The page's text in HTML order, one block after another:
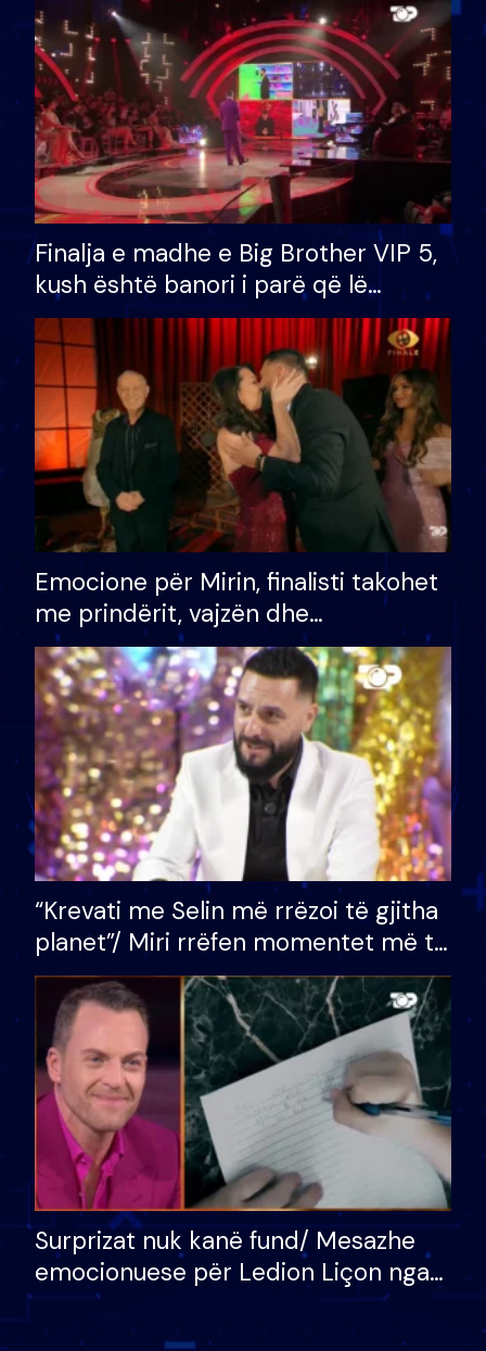
Finalja e madhe e Big Brother VIP 5,
kush është banori i parë që lë
shtëpinë dhe humb mundësinë për
të fituar çmimin e madh
Emocione për Mirin, finalisti takohet
me prindërit, vajzën dhe
bashkëshorten: S’kemi ndonjë letër
divorci apo jo?
“Krevati me Selin më rrëzoi të gjitha
planet”/ Miri rrëfen momentet më të
bukura në shtëpinë e BB VIP: Do më
mungojë zilja e mëngjesit kur…
Surprizat nuk kanë fund/ Mesazhe
emocionuese për Ledion Liçon nga
nëna dhe fëmijët e tij, moderatori
nuk i mban dot lotët: Nuk meritoj…